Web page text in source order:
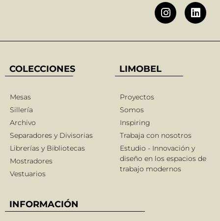
COLECCIONES
Mesas
Sillería
Archivo
Separadores y Divisorias
Librerías y Bibliotecas
Mostradores
Vestuarios
LIMOBEL
Proyectos
Somos
Inspiring
Trabaja con nosotros
Estudio - Innovación y
diseño en los espacios de
trabajo modernos
INFORMACIÓN